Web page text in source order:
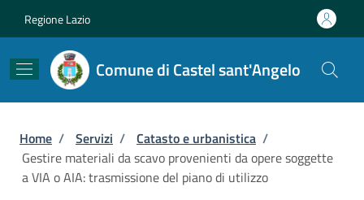
Regione Lazio
Comune di Castel sant'Angelo
Briciole di pane
Home / Servizi / Catasto e urbanistica /
Gestire materiali da scavo provenienti da opere soggette
a VIA o AIA: trasmissione del piano di utilizzo